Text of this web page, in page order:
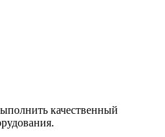
качественный